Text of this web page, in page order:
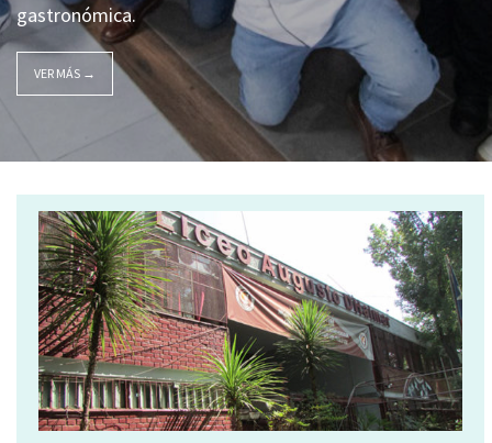
gastronómica.
VER MÁS →